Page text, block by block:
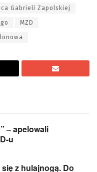
Gabrieli Zapolskiej
MZD
– apelowali
u
z hulajnogą. Do